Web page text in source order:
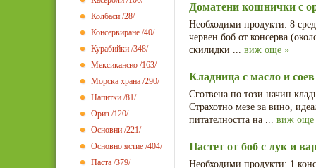
Колбаси /28/
Консервиране /40/
Курабийки /348/
Мексиканско /163/
Морска храна /290/
Напитки /81/
Ориз /120/
Основни /221/
Основно ястие /404/
Паста /379/
Доматени кошнички с
Необходими продукти: 8
червен боб от консерва
скилидки ... виж още »
Кладница с масло и соев
Сготвена по този начин
Страхотно мезе за вино,
питателността на ... виж още
Пастет от боб с лук и
Необходими продукти: 1